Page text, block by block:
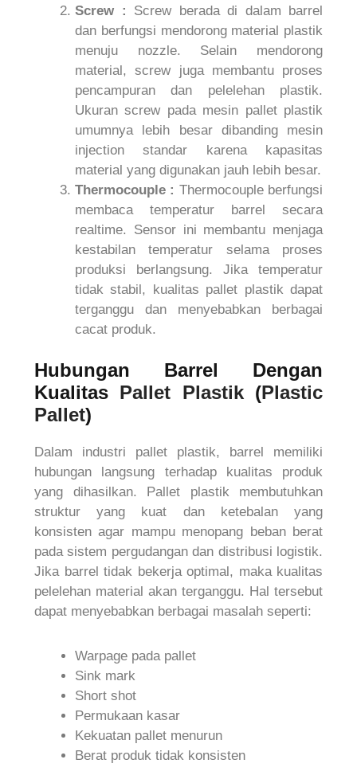
Screw : Screw berada di dalam barrel
dan berfungsi mendorong material plastik
menuju nozzle. Selain mendorong
material, screw juga membantu proses
pencampuran dan pelelehan plastik.
Ukuran screw pada mesin pallet plastik
umumnya lebih besar dibanding mesin
injection standar karena kapasitas
material yang digunakan jauh lebih besar.
Thermocouple : Thermocouple berfungsi
membaca temperatur barrel secara
realtime. Sensor ini membantu menjaga
kestabilan temperatur selama proses
produksi berlangsung. Jika temperatur
tidak stabil, kualitas pallet plastik dapat
terganggu dan menyebabkan berbagai
cacat produk.
Hubungan Barrel Dengan
Kualitas Pallet Plastik(Plastic
Pallet)
Dalam industri pallet plastik, barrel memiliki
hubungan langsung terhadap kualitas produk
yang dihasilkan. Pallet plastik membutuhkan
struktur yang kuat dan ketebalan yang
konsisten agar mampu menopang beban berat
pada sistem pergudangan dan distribusi logistik.
Jika barrel tidak bekerja optimal, maka kualitas
pelelehan material akan terganggu. Hal tersebut
dapat menyebabkan berbagai masalah seperti:
Warpage pada pallet
Sink mark
Short shot
Permukaan kasar
Kekuatan pallet menurun
Berat produk tidak konsisten